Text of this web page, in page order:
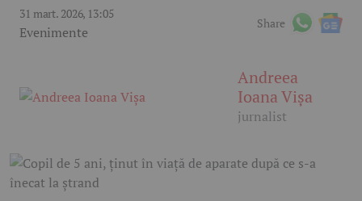
31 mart. 2026, 13:05
Evenimente
Share
Andreea
Ioana Vișa
jurnalist